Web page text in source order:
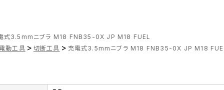
式3.5mmニブラ M18 FNB35-0X JP M18 FUEL
動工具 > 切断工具 > 充電式3.5mmニブラ M18 FNB35-0X JP M18